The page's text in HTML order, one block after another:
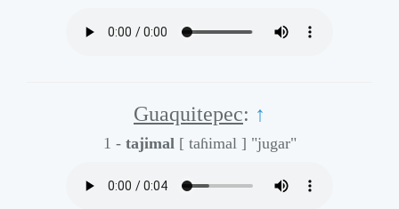
Guaquitepec: ↑
1 - tajimal [ taɦimal ] "jugar"